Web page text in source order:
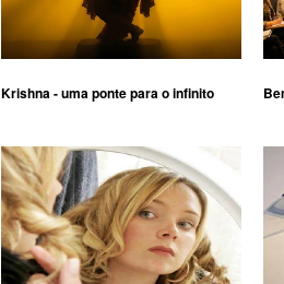
Krishna - uma ponte para o infinito